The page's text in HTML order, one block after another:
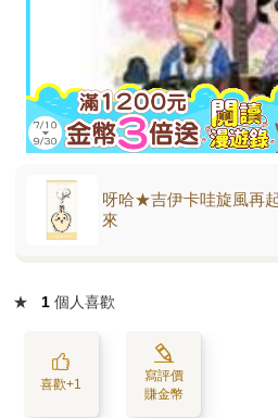
呀哈★吉伊卡哇旋風再
來
★ 1 個人喜歡
喜歡+1
寫評價
賺金幣